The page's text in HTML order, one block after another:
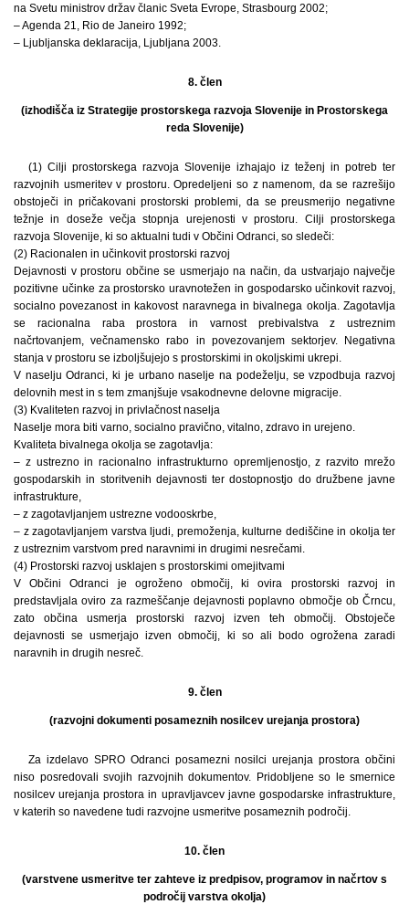
na Svetu ministrov držav članic Sveta Evrope, Strasbourg 2002;
– Agenda 21, Rio de Janeiro 1992;
– Ljubljanska deklaracija, Ljubljana 2003.
8. člen
(izhodišča iz Strategije prostorskega razvoja Slovenije in Prostorskega
reda Slovenije)
(1) Cilji prostorskega razvoja Slovenije izhajajo iz teženj in potreb ter
razvojnih usmeritev v prostoru. Opredeljeni so z namenom, da se razrešijo
obstoječi in pričakovani prostorski problemi, da se preusmerijo negativne
težnje in doseže večja stopnja urejenosti v prostoru. Cilji prostorskega
razvoja Slovenije, ki so aktualni tudi v Občini Odranci, so sledeči:
(2) Racionalen in učinkovit prostorski razvoj
Dejavnosti v prostoru občine se usmerjajo na način, da ustvarjajo največje
pozitivne učinke za prostorsko uravnotežen in gospodarsko učinkovit razvoj,
socialno povezanost in kakovost naravnega in bivalnega okolja. Zagotavlja
se racionalna raba prostora in varnost prebivalstva z ustreznim
načrtovanjem, večnamensko rabo in povezovanjem sektorjev. Negativna
stanja v prostoru se izboljšujejo s prostorskimi in okoljskimi ukrepi.
V naselju Odranci, ki je urbano naselje na podeželju, se vzpodbuja razvoj
delovnih mest in s tem zmanjšuje vsakodnevne delovne migracije.
(3) Kvaliteten razvoj in privlačnost naselja
Naselje mora biti varno, socialno pravično, vitalno, zdravo in urejeno.
Kvaliteta bivalnega okolja se zagotavlja:
– z ustrezno in racionalno infrastrukturno opremljenostjo, z razvito mrežo
gospodarskih in storitvenih dejavnosti ter dostopnostjo do družbene javne
infrastrukture,
– z zagotavljanjem ustrezne vodooskrbe,
– z zagotavljanjem varstva ljudi, premoženja, kulturne dediščine in okolja ter
z ustreznim varstvom pred naravnimi in drugimi nesrečami.
(4) Prostorski razvoj usklajen s prostorskimi omejitvami
V Občini Odranci je ogroženo območij, ki ovira prostorski razvoj in
predstavljala oviro za razmeščanje dejavnosti poplavno območje ob Črncu,
zato občina usmerja prostorski razvoj izven teh območij. Obstoječe
dejavnosti se usmerjajo izven območij, ki so ali bodo ogrožena zaradi
naravnih in drugih nesreč.
9. člen
(razvojni dokumenti posameznih nosilcev urejanja prostora)
Za izdelavo SPRO Odranci posamezni nosilci urejanja prostora občini
niso posredovali svojih razvojnih dokumentov. Pridobljene so le smernice
nosilcev urejanja prostora in upravljavcev javne gospodarske infrastrukture,
v katerih so navedene tudi razvojne usmeritve posameznih področij.
10. člen
(varstvene usmeritve ter zahteve iz predpisov, programov in načrtov s
področij varstva okolja)